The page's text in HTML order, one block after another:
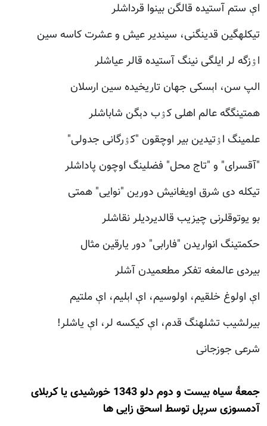
اې ستم آستیده قالگن بینوا قرداشلر
تیکله­گین قدینگنی، سیندیر عیش و عشرت کاسه سین
اۉزگه لر ایلگی نینگ آستیده قالر عیاشلر
الپ سن، اېسکی جهان تاریخیده سین ارسلان
همتینگگه عالم اهلی کۉب دېگن شاباشلر
علمینگ اۉتیدین بیر اوچقون "کۉرگانی جدولی"
"آقسرای" و "تاج محل" فضلینگ اوچون پاداشلر
تیکله دی شرق اویغانیش دورین "نوایی" همتی
بو یوتوقلرنی چیزیب قالدیردیلر نقاشلر
حکمتینگ انواریدن "فارابی" دور یارقین مثال
بیردی عالمغه تفکر مطعمیدن آشلر
اې اولوغ خلقیم، اولوسیم، اې اېلیم، اې ملتیم
بیرلشیب تشله­نگ قدم، اې کیکسه لر، اې یاشلر!
شرعی جوزجانی
جمعۀ سیاه بیست و دوم دلو 1343 خورشیدی یا کربلای
آدمسوزی سرپل توسط اسحق زایی ها